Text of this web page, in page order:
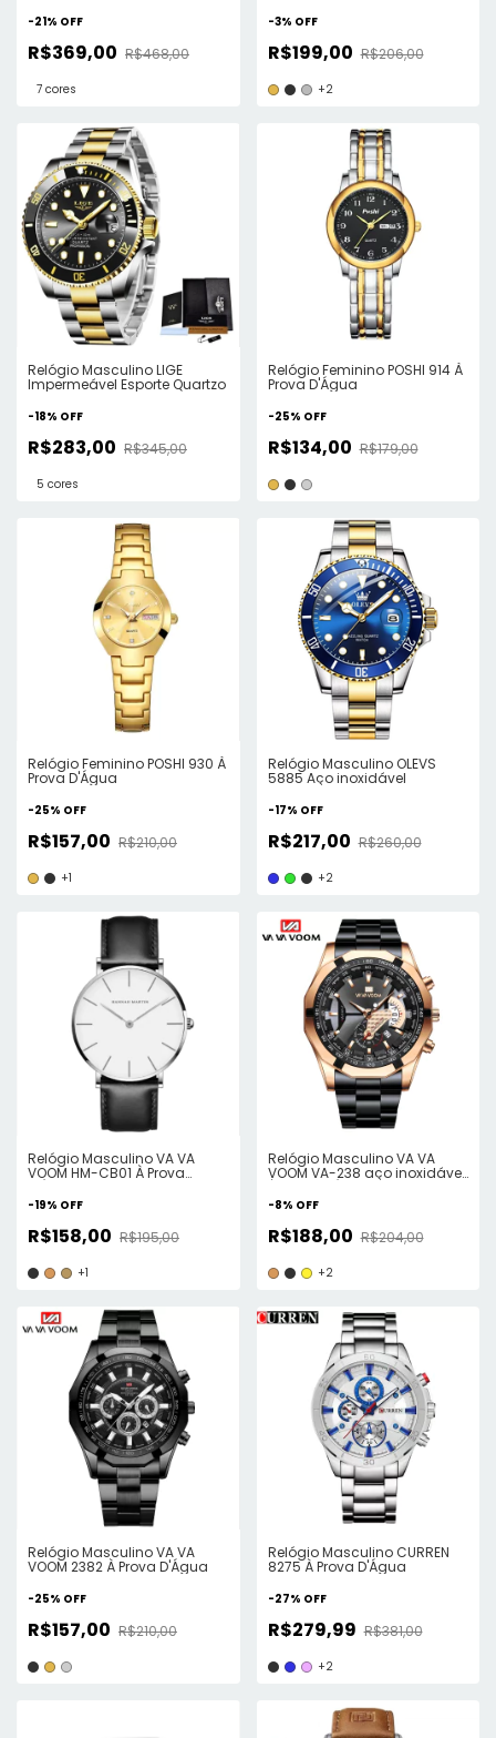
-21% OFF
R$369,00 R$468,00
7 cores
-3% OFF
R$199,00 R$206,00
+2
Relógio Masculino LIGE
Impermeável Esporte Quartzo
-18% OFF
R$283,00 R$345,00
5 cores
Relógio Feminino POSHI 914 À
Prova D'Água
-25% OFF
R$134,00 R$179,00
Relógio Feminino POSHI 930 À
Prova D'Água
-25% OFF
R$157,00 R$210,00
+1
Relógio Masculino OLEVS
5885 Aço inoxidável
-17% OFF
R$217,00 R$260,00
+2
Relógio Masculino VA VA
VOOM HM-CB01 À Prova
-19% OFF
R$158,00 R$195,00
+1
Relógio Masculino VA VA
VOOM VA-238 aço inoxidável
-8% OFF
R$188,00 R$204,00
+2
Relógio Masculino VA VA
VOOM 2382 À Prova D'Água
-25% OFF
R$157,00 R$210,00
Relógio Masculino CURREN
8275 À Prova D'Água
-27% OFF
R$279,99 R$381,00
+2